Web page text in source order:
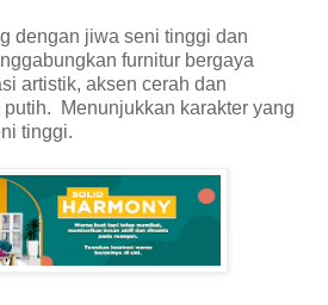
dengan jiwa seni tinggi dan
furnitur bergaya
artistik, aksen cerah dan
Menunjukkan karakter yang
tinggi.